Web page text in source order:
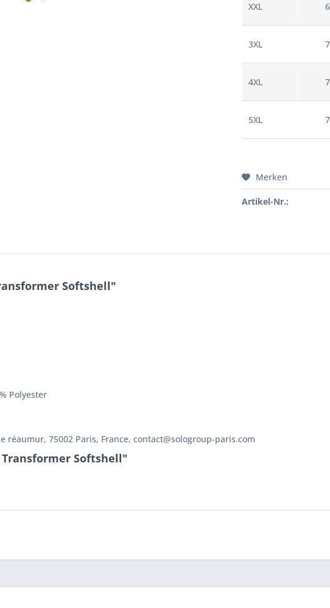
XXL
3XL
4XL
5XL
Merken
Artikel-Nr.:
Softshell"
Polyester
réaumur, 75002 Paris, France, contact@sologroup-paris.com
Transformer Softshell"